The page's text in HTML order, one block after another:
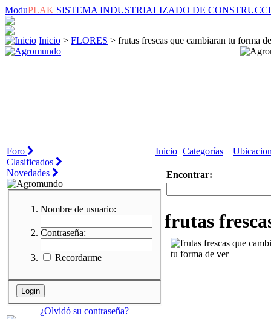
ModuPLAK SISTEMA INDUSTRIALIZADO DE
Inicio > FLORES > frutas frescas que cambiaran tu forma
Foro
Clasificados
Novedades
Nombre de usuario:
Contraseña:
Recordarme
¿Olvidó su contraseña?
Inicio Categorías
Encontrar:
frutas